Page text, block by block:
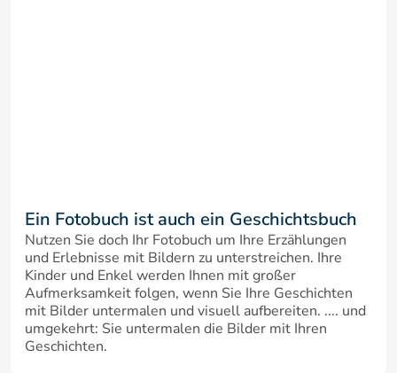
Ein Fotobuch ist auch ein Geschichtsbuch
Nutzen Sie doch Ihr Fotobuch um Ihre Erzählungen
und Erlebnisse mit Bildern zu unterstreichen. Ihre
Kinder und Enkel werden Ihnen mit großer
Aufmerksamkeit folgen, wenn Sie Ihre Geschichten
mit Bilder untermalen und visuell aufbereiten. .... und
umgekehrt: Sie untermalen die Bilder mit Ihren
Geschichten.